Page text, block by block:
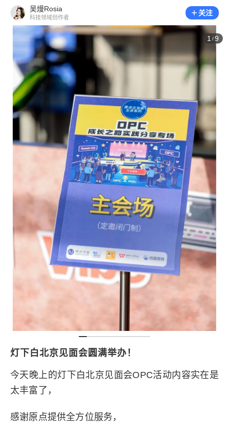
吴熳Rosia
科技领域创作者
关注
1 /9
灯下白北京见面会圆满举办！
今天晚上的灯下白北京见面会OPC活动内容实在是
太丰富了，
感谢原点提供全方位服务，